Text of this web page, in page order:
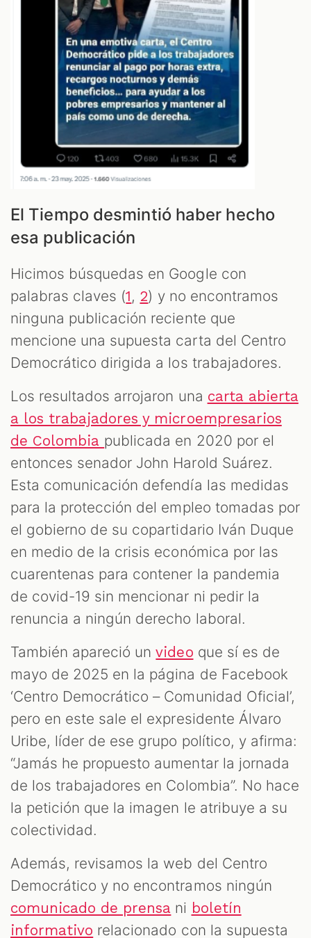
El Tiempo desmintió haber hecho
esa publicación
Hicimos búsquedas en Google con
palabras claves (1, 2) y no encontramos
ninguna publicación reciente que
mencione una supuesta carta del Centro
Democrático dirigida a los trabajadores.
Los resultados arrojaron una carta abierta
a los trabajadores y microempresarios
de Colombia publicada en 2020 por el
entonces senador John Harold Suárez.
Esta comunicación defendía las medidas
para la protección del empleo tomadas por
el gobierno de su copartidario Iván Duque
en medio de la crisis económica por las
cuarentenas para contener la pandemia
de covid-19 sin mencionar ni pedir la
renuncia a ningún derecho laboral.
También apareció unvideo que sí es de
mayo de 2025 en la página de Facebook
‘Centro Democrático – Comunidad Oficial’,
pero en este sale el expresidente Álvaro
Uribe, líder de ese grupo político, y afirma:
“Jamás he propuesto aumentar la jornada
de los trabajadores en Colombia”. No hace
la petición que la imagen le atribuye a su
colectividad.
Además, revisamos la web del Centro
Democrático y no encontramos ningún
comunicado de prensa ni boletín
informativo relacionado con la supuesta